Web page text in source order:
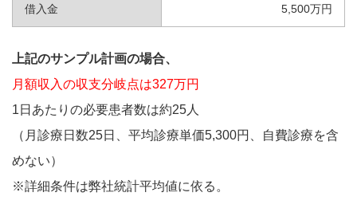
借入金 5,500万円
上記のサンプル計画の場合、
月額収入の収支分岐点は327万円
1日あたりの必要患者数は約25人
（月診療日数25日、平均診療単価5,300円、自費診療を含
めない）
※詳細条件は弊社統計平均値に依る。